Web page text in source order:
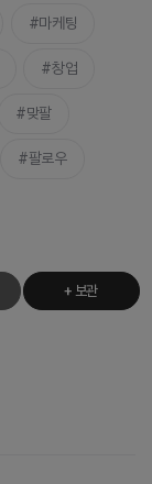
마케팅
창업
맞팔
팔로우
+ 보관